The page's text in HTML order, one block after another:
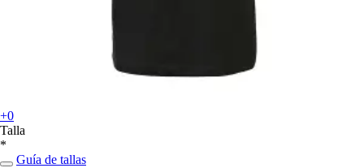
+0
Talla
*
Guía de tallas